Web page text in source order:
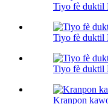
Tiyo fè duktil
Tiyo fè duktil
Tiyo fè duktil
Kranpon